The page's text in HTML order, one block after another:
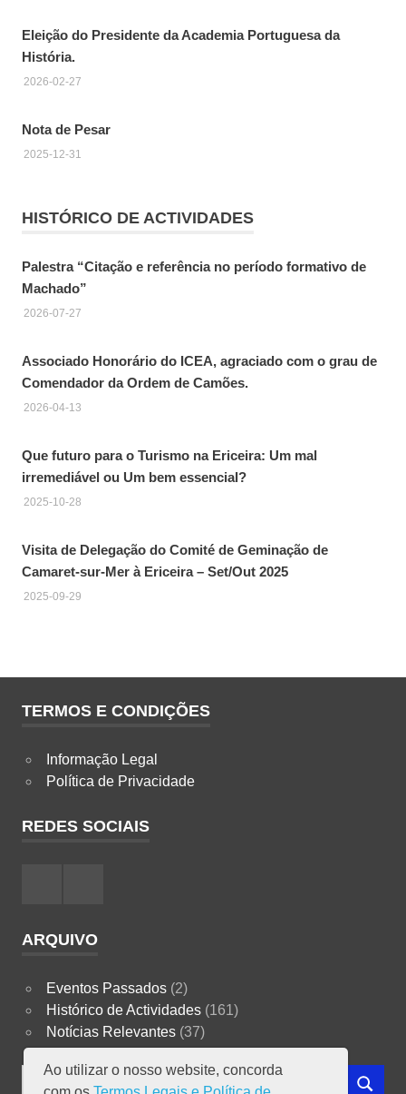
Eleição do Presidente da Academia Portuguesa da
História.
2026-02-27
Nota de Pesar
2025-12-31
HISTÓRICO DE ACTIVIDADES
Palestra “Citação e referência no período formativo de
Machado”
2026-07-27
Associado Honorário do ICEA, agraciado com o grau de
Comendador da Ordem de Camões.
2026-04-13
Que futuro para o Turismo na Ericeira: Um mal
irremediável ou Um bem essencial?
2025-10-28
Visita de Delegação do Comité de Geminação de
Camaret-sur-Mer à Ericeira – Set/Out 2025
2025-09-29
TERMOS E CONDIÇÕES
Informação Legal
Política de Privacidade
REDES SOCIAIS
ARQUIVO
Eventos Passados(2)
Histórico de Actividades(161)
Notícias Relevantes(37)
Search
SEARCH
Ao utilizar o nosso website, concorda